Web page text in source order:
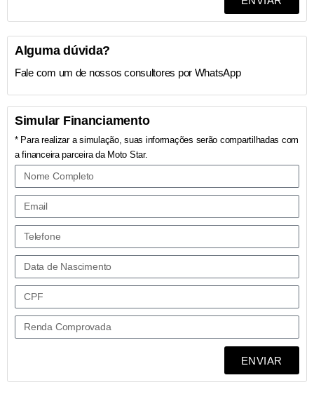
Simular Financiamento
* Para realizar a simulação, suas informações serão compartilhadas com
a financeira parceira da Moto Star.
ENVIAR
Alguma dúvida?
Fale com um de nossos consultores por WhatsApp